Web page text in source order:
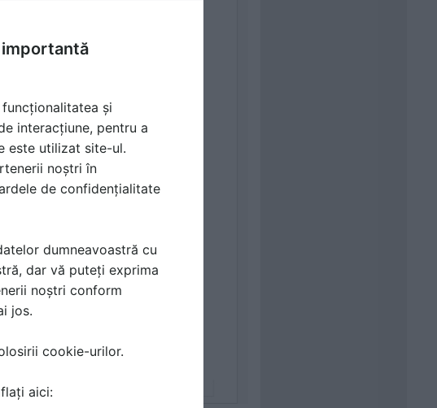
și
interacțiune, pentru a
este utilizat site-ul.
noștri în
de confidențialitate
dumneavoastră cu
dar vă puteți exprima
noștri conform
jos.
cookie-urilor.
aici: